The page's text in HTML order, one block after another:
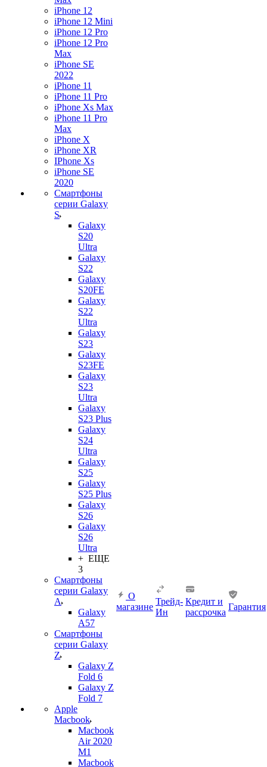
iPhone 12
iPhone 12 Mini
iPhone 12 Pro
iPhone 12 Pro
Max
iPhone SE
2022
iPhone 11
iPhone 11 Pro
iPhone Xs Max
iPhone 11 Pro
Max
iPhone X
iPhone XR
IPhone Xs
iPhone SE
2020
Смартфоны
серии Galaxy
S
Galaxy
S20
Ultra
Galaxy
S22
Galaxy
S20FE
Galaxy
S22
Ultra
Galaxy
S23
Galaxy
S23FE
Galaxy
S23
Ultra
Galaxy
S23 Plus
Galaxy
S24
Ultra
Galaxy
S25
Galaxy
S25 Plus
Galaxy
S26
Galaxy
S26
Ultra
+ ЕЩЕ
3
Смартфоны
серии Galaxy
A
Galaxy
A57
Смартфоны
серии Galaxy
Z
Galaxy Z
Fold 6
Galaxy Z
Fold 7
Apple
Macbook
Macbook
Air 2020
M1
Macbook
О
магазине
Трейд-
Ин
Кредит и
рассрочка
Гарантия